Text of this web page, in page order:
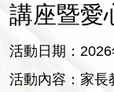
講座暨愛
活動日期：
活動內容：家長